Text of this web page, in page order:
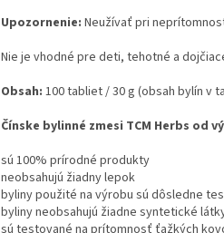
Upozornenie: Neužívať pri
Nie je vhodné pre deti, tehotné a
Obsah: 100 tabliet / 30 g (obsah bylín v
Čínske bylinné zmesi TCM Herbs od
sú 100% prírodné produkty
neobsahujú žiadny lepok
byliny použité na výrobu sú dôsledne
byliny neobsahujú žiadne syntetické